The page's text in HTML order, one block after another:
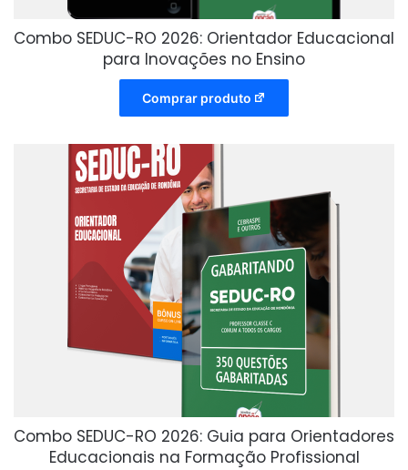
Combo SEDUC-RO 2026: Orientador Educacional
para Inovações no Ensino
Comprar produto
Combo SEDUC-RO 2026: Guia para Orientadores
Educacionais na Formação Profissional